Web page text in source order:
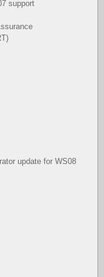
support
update for WS08